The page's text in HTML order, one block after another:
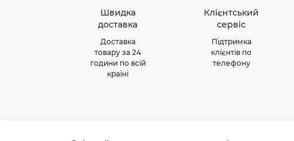
Швидка
доставка
Доставка
товару за 24
години по всій
країні
Клієнтський
сервіс
Підтримка
клієнтів по
телефону